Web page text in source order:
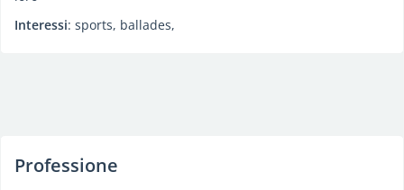
Interessi: sports, ballades,
Professione